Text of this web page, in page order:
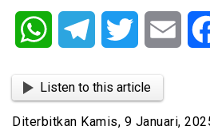
WhatsAppTelegram Twitter
Listen to this article
Diterbitkan Kamis, 9 Januari,